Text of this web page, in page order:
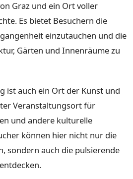
Graz und ein Ort voller
Es bietet Besuchern die
einzutauchen und die
Gärten und Innenräume zu
ist auch ein Ort der Kunst und
Veranstaltungsort für
und andere kulturelle
können hier nicht nur die
sondern auch die pulsierende